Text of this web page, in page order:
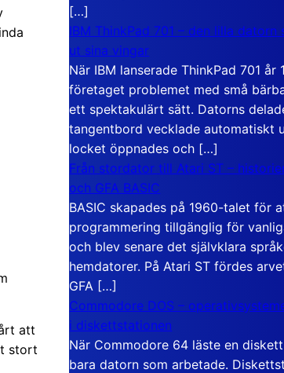
att
stort
[…]
IBM ThinkPad 701 – den lilla datorn
ut sina vingar
När IBM lanserade ThinkPad 701 år
företaget problemet med små
ett spektakulärt sätt. Datorns
tangentbord vecklade automatiskt
locket öppnades och […]
Från stordator till Atari ST –
och GFA BASIC
BASIC skapades på 1960-talet för
programmering tillgänglig för
och blev senare det självklara
hemdatorer. På Atari ST fördes
GFA […]
Commodore DOS –
i diskettstationen
När Commodore 64 läste en
bara datorn som arbetade.